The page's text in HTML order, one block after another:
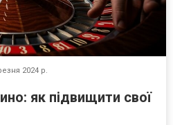
2024 р.
як підвищити свої